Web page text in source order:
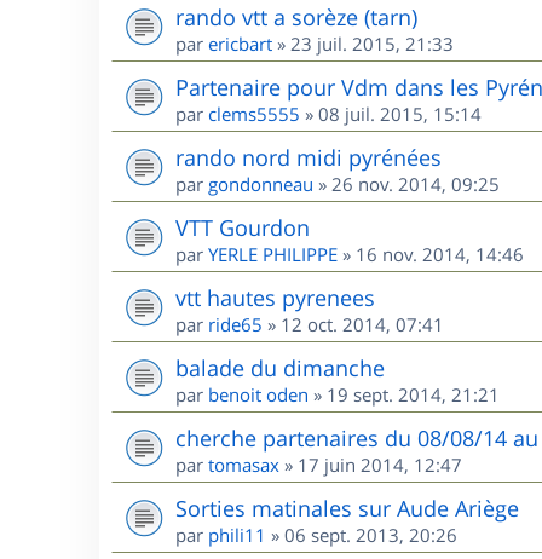
rando vtt a sorèze (tarn)
par ericbart » 23 juil. 2015, 21:33
Partenaire pour Vdm dans les
par clems5555 » 08 juil. 2015, 15:14
rando nord midi pyrénées
par gondonneau » 26 nov. 2014, 09:25
VTT Gourdon
par YERLE PHILIPPE » 16 nov. 2014, 14:46
vtt hautes pyrenees
par ride65 » 12 oct. 2014, 07:41
balade du dimanche
par benoit oden » 19 sept. 2014, 21:21
cherche partenaires du 08/08/14
par tomasax » 17 juin 2014, 12:47
Sorties matinales sur Aude Ariège
par phili11 » 06 sept. 2013, 20:26